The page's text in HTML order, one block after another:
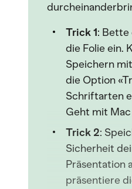
Trick 1: Bette
die Folie ein.
Speichern
die Option
Schriftarten
Geht mit
Trick 2:
Sicherheit
Präsentation
präsentiere